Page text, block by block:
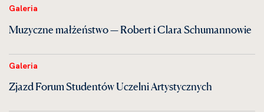
Galeria
Muzyczne małżeństwo — Robert i Clara Schumannowie
Galeria
Zjazd Forum Studentów Uczelni Artystycznych